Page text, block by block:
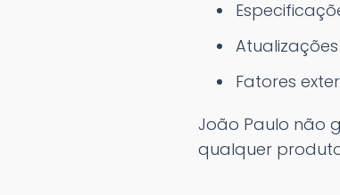
Fatores
João Paulo não
qualquer